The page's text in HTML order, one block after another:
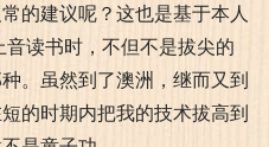
的建议呢？这也是基于本人
读书时，不但不是拔尖的
。虽然到了澳洲，继而又到
的时期内把我的技术拔高到